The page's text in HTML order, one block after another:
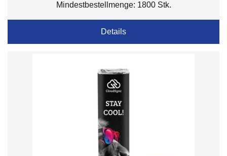
Mindestbestellmenge: 1800 Stk.
Details